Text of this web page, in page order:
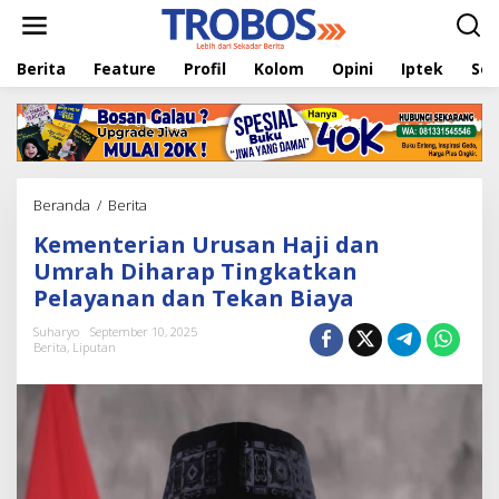
t
Berita Feature Profil Kolom Opini Iptek
Beranda / Berita
m
e
n
t
e
a
Kementerian Urusan Haji dan
Umrah Diharap Tingkatkan
Pelayanan dan Tekan Biaya
Suharyo
September 10, 2025
Berita, Liputan